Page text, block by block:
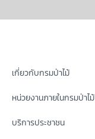
เกี่ยวกับกรมป่าไม้
หน่วยงานภายในกรมป่าไม้
บริการประชาชน